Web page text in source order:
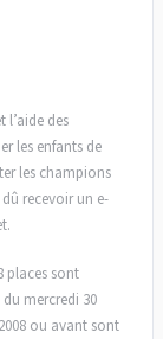
l’aide des
les enfants de
les champions
recevoir un e-
places sont
mercredi 30
ou avant sont